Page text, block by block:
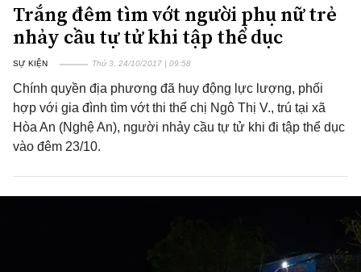
Trắng đêm tìm vớt người phụ nữ trẻ
nhảy cầu tự tử khi tập thể dục
SỰ KIỆN Thứ 3, 24/10/2017 | 09:58
Chính quyền địa phương đã huy động lực lượng, phối
hợp với gia đình tìm vớt thi thể chị Ngô Thị V., trú tại xã
Hòa An (Nghệ An), người nhảy cầu tự tử khi đi tập thể dục
vào đêm 23/10.